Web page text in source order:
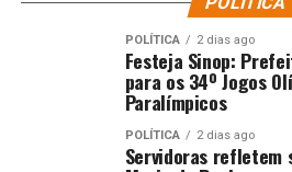
POLÍTICA 2 dias ago
Festeja Sinop:
para os 34º Jogos
Paralímpicos
POLÍTICA 2 dias ago
Servidoras refletem